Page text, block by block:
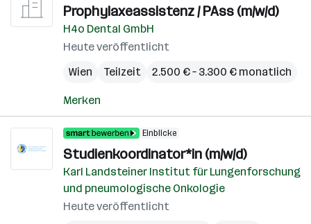
Prophylaxeassistenz / PAss (m/w/d)
H4o Dental GmbH
Heute veröffentlicht
Wien
Teilzeit 2.500 € – 3.300 € monatlich
Merken
Einblicke
Studienkoordinator*in (m/w/d)
Karl Landsteiner Institut für Lungenforschung
und pneumologische Onkologie
Heute veröffentlicht